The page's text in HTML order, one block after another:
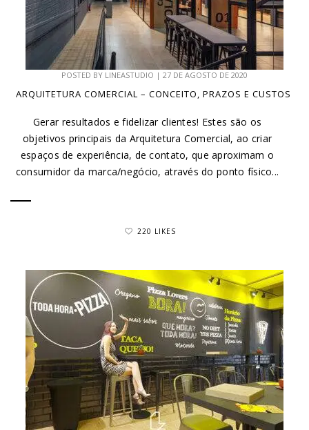
POSTED BY LINEASTUDIO | 27 DE AGOSTO DE 2020
ARQUITETURA COMERCIAL – CONCEITO, PRAZOS E CUSTOS
Gerar resultados e fidelizar clientes! Estes são os
objetivos principais da Arquitetura Comercial, ao criar
espaços de experiência, de contato, que aproximam o
consumidor da marca/negócio, através do ponto físico...
220 LIKES